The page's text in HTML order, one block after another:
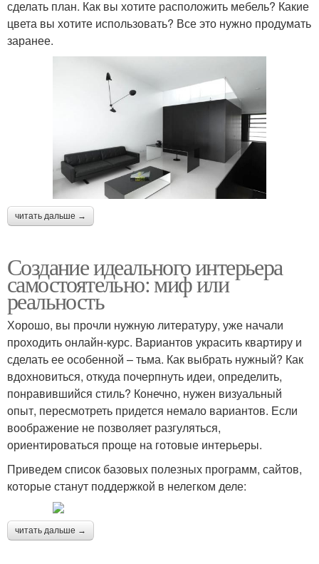
сделать план. Как вы хотите расположить мебель? Какие
цвета вы хотите использовать? Все это нужно продумать
заранее.
читать дальше →
Создание идеального интерьера
самостоятельно: миф или
реальность
Хорошо, вы прочли нужную литературу, уже начали
проходить онлайн-курс. Вариантов украсить квартиру и
сделать ее особенной – тьма. Как выбрать нужный? Как
вдохновиться, откуда почерпнуть идеи, определить,
понравившийся стиль? Конечно, нужен визуальный
опыт, пересмотреть придется немало вариантов. Если
воображение не позволяет разгуляться,
ориентироваться проще на готовые интерьеры.
Приведем список базовых полезных программ, сайтов,
которые станут поддержкой в нелегком деле:
читать дальше →